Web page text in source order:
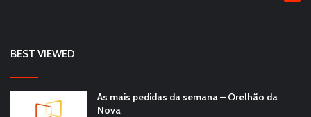
BEST VIEWED
As mais pedidas da semana – Orelhão da
Nova